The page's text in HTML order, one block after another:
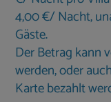
4,00 €/ Nacht,
Gäste.
Der Betrag kann
werden, oder
Karte bezahlt